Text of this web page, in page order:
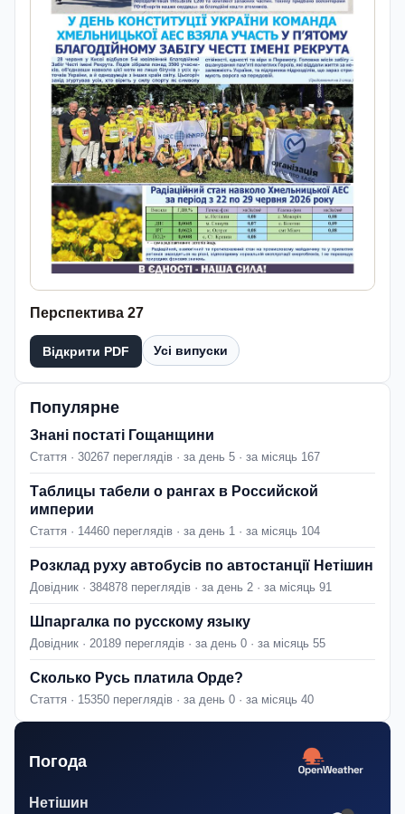
Перспектива 27
Відкрити PDF Усі випуски
Популярне
Знані постаті Гощанщини
Стаття · 30267 переглядів · за день 5 · за місяць 167
Таблицы табели о рангах в Российской
империи
Стаття · 14460 переглядів · за день 1 · за місяць 104
Розклад руху автобусів по автостанції Нетішин
Довідник · 384878 переглядів · за день 2 · за місяць 91
Шпаргалка по русскому языку
Довідник · 20189 переглядів · за день 0 · за місяць 55
Сколько Русь платила Орде?
Стаття · 15350 переглядів · за день 0 · за місяць 40
Погода
Нетішин